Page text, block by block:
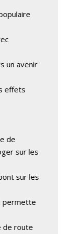
un avenir
effets
de
sur les
sur les
permette
de route